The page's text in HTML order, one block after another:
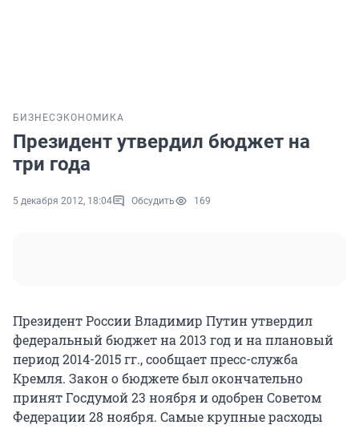
БИЗНЕС ЭКОНОМИКА
Президент утвердил бюджет на
три года
5 декабря 2012, 18:04 Обсудить 169
Президент России Владимир Путин утвердил
федеральный бюджет на 2013 год и на плановый
период 2014-2015 гг., сообщает пресс-служба
Кремля. Закон о бюджете был окончательно
принят Госдумой 23 ноября и одобрен Советом
Федерации 28 ноября. Самые крупные расходы